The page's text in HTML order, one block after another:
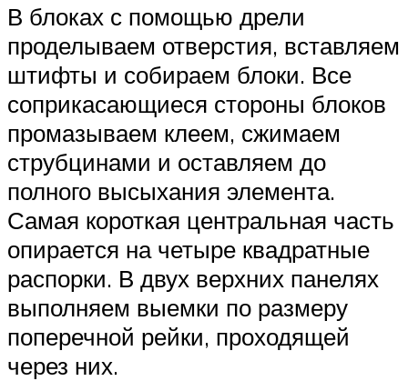
В блоках с помощью дрели
проделываем отверстия, вставляем
штифты и собираем блоки. Все
соприкасающиеся стороны блоков
промазываем клеем, сжимаем
струбцинами и оставляем до
полного высыхания элемента.
Самая короткая центральная часть
опирается на четыре квадратные
распорки. В двух верхних панелях
выполняем выемки по размеру
поперечной рейки, проходящей
через них.